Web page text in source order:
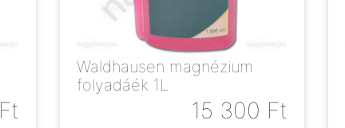
Ft
Waldhausen magnézium
folyadáék 1L
15 300 Ft